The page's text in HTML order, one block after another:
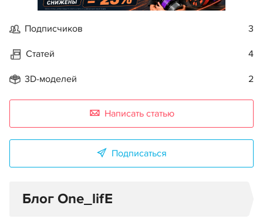
Подписчиков 3
Статей 4
3D-моделей 2
Написать статью
Подписаться
Блог One_lifE